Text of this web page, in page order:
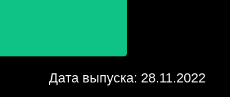
Дата выпуска: 28.11.2022